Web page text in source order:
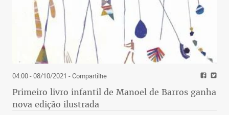
04:00 - 08/10/2021 - Compartilhe
Primeiro livro infantil de Manoel de Barros ganha
nova edição ilustrada